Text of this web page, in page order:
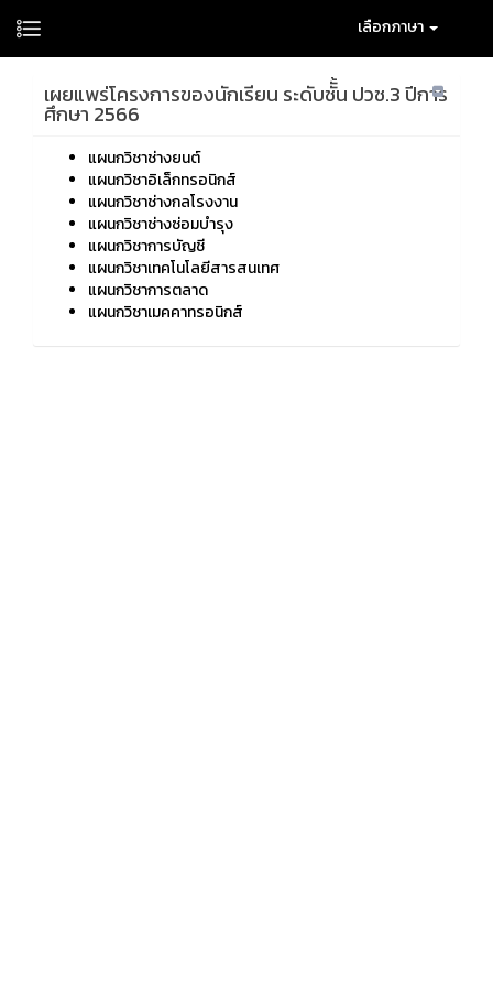
เลือกภาษา
เผยแพร่โครงการของนักเรียน ระดับชัั้น ปวช.3 ปีการ
ศึกษา 2566
แผนกวิชาช่างยนต์
แผนกวิชาอิเล็กทรอนิกส์
แผนกวิชาช่างกลโรงงาน
แผนกวิชาช่างซ่อมบำรุง
แผนกวิชาการบัญชี
แผนกวิชาเทคโนโลยีสารสนเทศ
แผนกวิชาการตลาด
แผนกวิชาเมคคาทรอนิกส์